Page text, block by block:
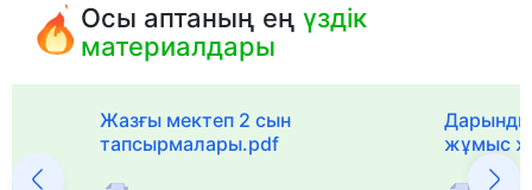
Осы аптаның еңүздік
материалдары
Жазғы мектеп 2 сын
тапсырмалары.pdf
жұмыс